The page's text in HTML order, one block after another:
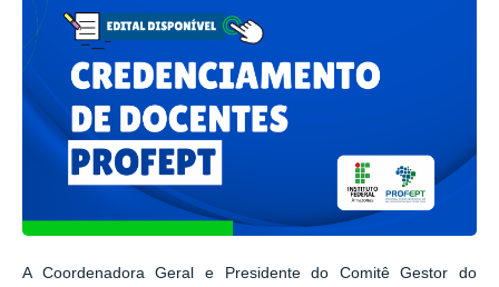
A Coordenadora Geral e Presidente do Comitê Gestor do